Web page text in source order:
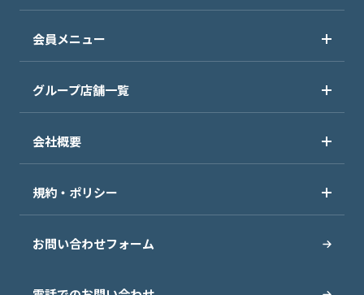
会員メニュー
グループ店舗一覧
会社概要
規約・ポリシー
お問い合わせフォーム